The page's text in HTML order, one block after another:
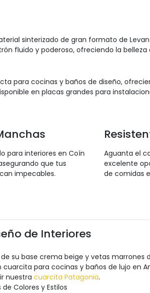
sinterizado de gran formato de
fluido y poderoso, ofreciendo la
para cocinas y baños de diseño,
en placas grandes para
para interiores en Coín
que tus
impecables.
Aguanta el
excelente
de comidas
de Interiores
su base crema beige y vetas
para cocinas y baños de lujo en
nuestra cuarcita Patagonia.
Colores y Estilos